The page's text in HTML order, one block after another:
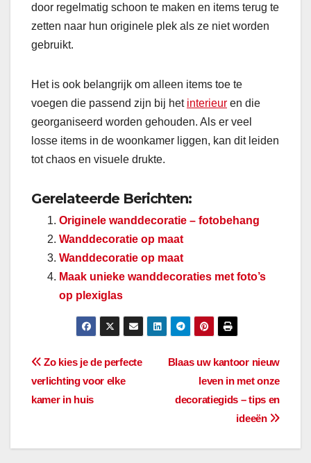
door regelmatig schoon te maken en items terug te
zetten naar hun originele plek als ze niet worden
gebruikt.
Het is ook belangrijk om alleen items toe te
voegen die passend zijn bij het interieur en die
georganiseerd worden gehouden. Als er veel
losse items in de woonkamer liggen, kan dit leiden
tot chaos en visuele drukte.
Gerelateerde Berichten:
Originele wanddecoratie – fotobehang
Wanddecoratie op maat
Wanddecoratie op maat
Maak unieke wanddecoraties met foto’s
op plexiglas
Bericht
navigatie
Blaas uw kantoor nieuw
leven in met onze
decoratiegids – tips en
ideeën
Zo kies je de perfecte
verlichting voor elke
kamer in huis